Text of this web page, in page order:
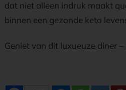
dat niet alleen indruk maakt
binnen een gezonde keto
Geniet van dit luxueuze diner